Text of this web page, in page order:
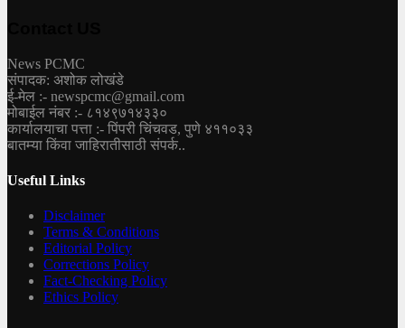
News PCMC
संपादक: अशोक लोखंडे
ई-मेल :- newspcmc@gmail.com
मोबाईल नंबर :- ८१४९७१४३३०
कार्यालयाचा पत्ता :- पिंपरी चिंचवड, पुणे ४११०३३
बातम्या किंवा जाहिरातीसाठी संपर्क..
Useful Links
Disclaimer
Terms & Conditions
Editorial Policy
Corrections Policy
Fact-Checking Policy
Ethics Policy